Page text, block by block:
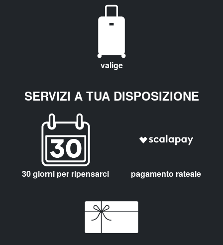
valige
SERVIZI A TUA DISPOSIZIONE
30 giorni per ripensarci pagamento rateale